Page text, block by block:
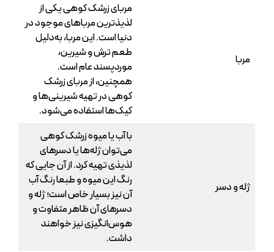
مربا
مربای زرشک کوهی یکی از
لذیذترین مرباهای موجود در
دنیا است. این مربا، به‌دلیل
طعم ترش و شیرین،
موردپسند عام است.
همچنین، از مربای زرشک
کوهی در تهیه شیرینی‌ها و
کیک‌ها استفاده می‌شود.
ژله و دسر
با آب یا میوه زرشک کوهی
می‌توان ژله‌ها یا دسرهای
لذیذی تهیه کرد. از آن جایی که
رنگ این میوه و طبعا رنگ آب
آن نیز بسیار خاص است؛ ژله و
دسرهای آن ظاهر متفاوت و
هوس‌انگیزی نیز خواهند
داشت.